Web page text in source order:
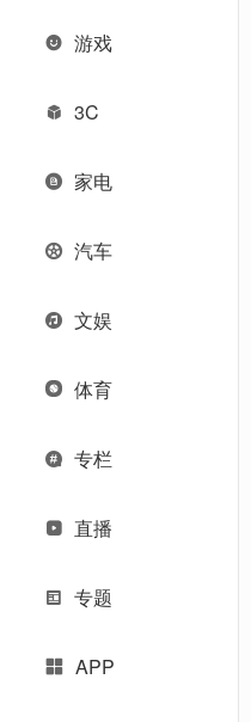
游戏
3C
家电
汽车
文娱
体育
专栏
直播
专题
APP